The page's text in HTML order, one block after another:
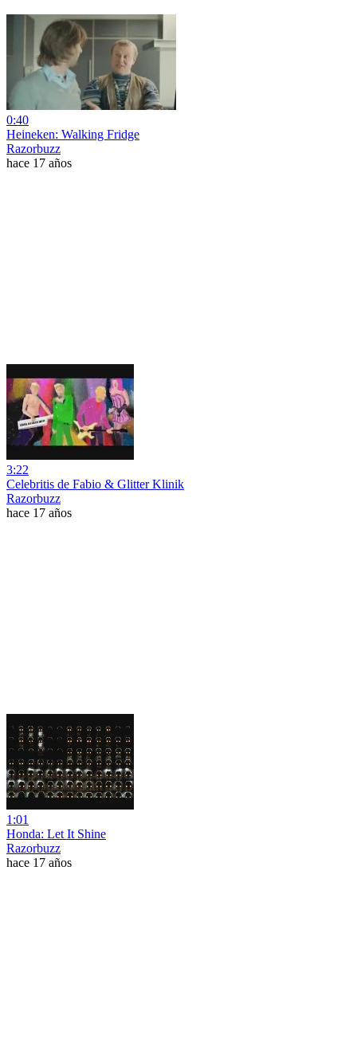
0:40
Heineken: Walking Fridge
Razorbuzz
hace 17 años
3:22
Celebritis de Fabio & Glitter Klinik
Razorbuzz
hace 17 años
1:01
Honda: Let It Shine
Razorbuzz
hace 17 años